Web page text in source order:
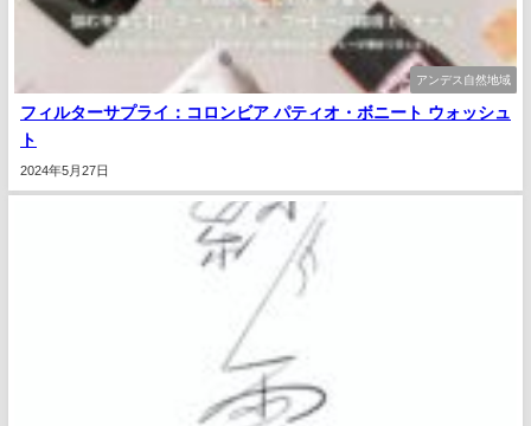
アンデス自然地域
フィルターサプライ：コロンビア パティオ・ボニート ウォッシュ
ト
2024年5月27日